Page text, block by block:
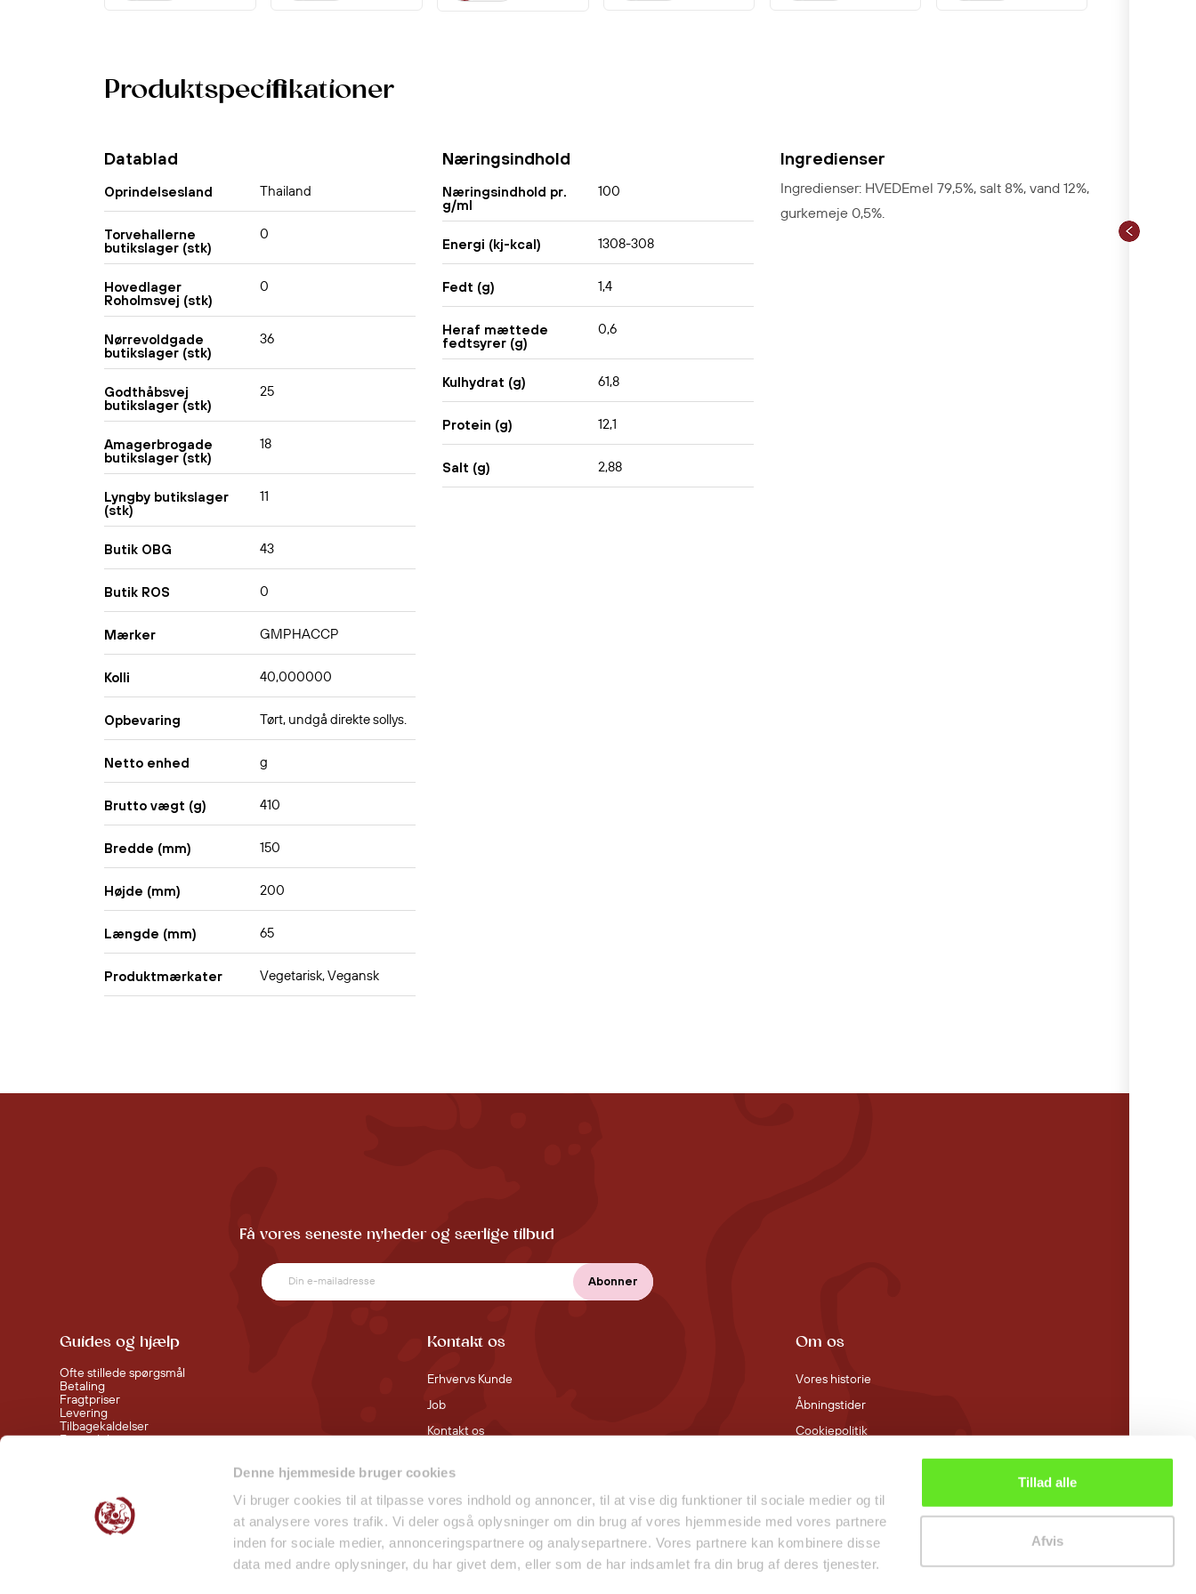
Denne hjemmeside bruger cookies
Vi bruger cookies til at tilpasse vores indhold og annoncer, til at vise dig funktioner til sociale medier og til
at analysere vores trafik. Vi deler også oplysninger om din brug af vores hjemmeside med vores partnere
inden for sociale medier, annonceringspartnere og analysepartnere. Vores partnere kan kombinere disse
data med andre oplysninger, du har givet dem, eller som de har indsamlet fra din brug af deres tjenester.
Tillad alle
Afvis
Produktspecifikationer
Datablad
Oprindelsesland Thailand
Torvehallerne
butikslager (stk)
0
Hovedlager
Roholmsvej (stk)
0
Nørrevoldgade
butikslager (stk)
36
Godthåbsvej
butikslager (stk)
25
Amagerbrogade
butikslager (stk)
18
Lyngby butikslager
(stk)
11
Butik OBG 43
Butik ROS 0
Mærker GMPHACCP
Kolli 40,000000
Opbevaring Tørt, undgå direkte sollys.
Netto enhed g
Brutto vægt (g) 410
Bredde (mm) 150
Højde (mm) 200
Længde (mm) 65
Produktmærkater Vegetarisk, Vegansk
Næringsindhold
Næringsindhold pr.
g/ml
100
Energi (kj-kcal) 1308-308
Fedt (g) 1,4
Heraf mættede
fedtsyrer (g)
0,6
Kulhydrat (g) 61,8
Protein (g) 12,1
Salt (g) 2,88
Ingredienser
Ingredienser: HVEDEmel 79,5%, salt 8%, vand 12%,
gurkemeje 0,5%.
Få vores seneste nyheder og særlige tilbud
Guides og hjælp
Ofte stillede spørgsmål
Betaling
Fragtpriser
Levering
Tilbagekaldelser
Fortrydelsesret
Kontakt os
Erhvervs Kunde
Job
Kontakt os
Om os
Vores historie
Åbningstider
Cookiepolitik
Smiley Rapport - Butikker